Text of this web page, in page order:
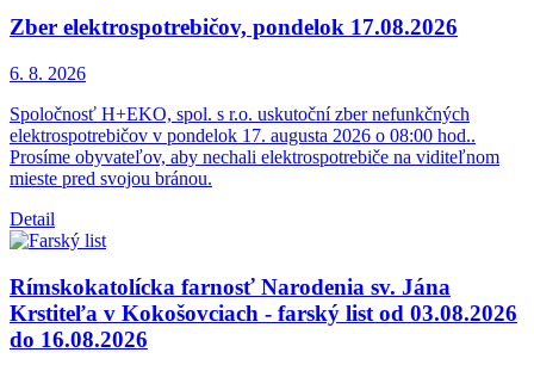
Zber elektrospotrebičov, pondelok 17.08.2026
6. 8. 2026
Spoločnosť H+EKO, spol. s r.o. uskutoční zber nefunkčných
elektrospotrebičov v pondelok 17. augusta 2026 o 08:00 hod..
Prosíme obyvateľov, aby nechali elektrospotrebiče na viditeľnom
mieste pred svojou bránou.
Detail
Rímskokatolícka farnosť Narodenia sv. Jána
Krstiteľa v Kokošovciach - farský list od 03.08.2026
do 16.08.2026